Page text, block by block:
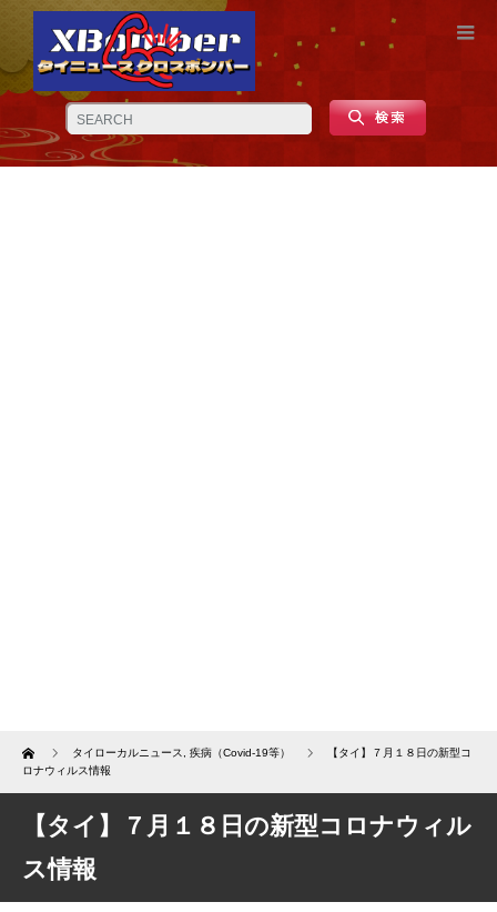
Home タイローカルニュース 疾病（Covid-19等）
【タイ】７月１８日の新型コ
ロナウィルス情報
【タイ】７月１８日の新型コロナウィル
ス情報